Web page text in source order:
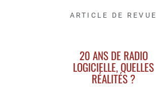
ARTICLE DE REVUE
20 ANS DE RADIO
LOGICIELLE, QUELLES
RÉALITÉS ?